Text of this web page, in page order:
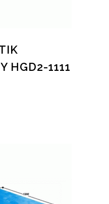
HGD2-1111